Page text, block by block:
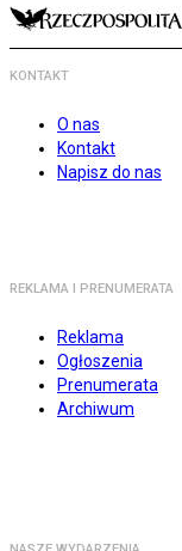
KONTAKT
O nas
Kontakt
Napisz do nas
REKLAMA I PRENUMERATA
Reklama
Ogłoszenia
Prenumerata
Archiwum